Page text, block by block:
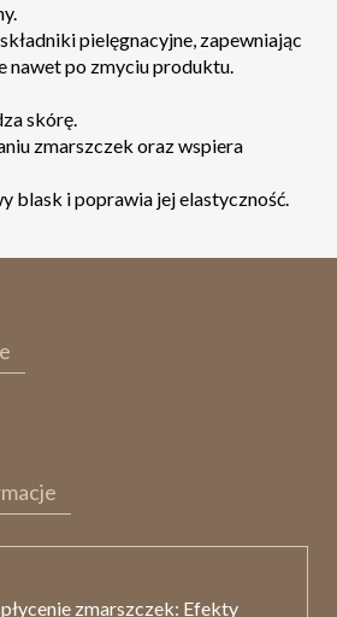
pielęgnacyjne, zapewniając
nawet po zmyciu produktu.
skórę.
zmarszczek oraz wspiera
blask i poprawia jej elastyczność.
zmarszczek: Efekty